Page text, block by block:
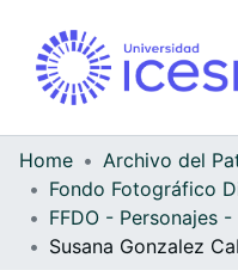
Home